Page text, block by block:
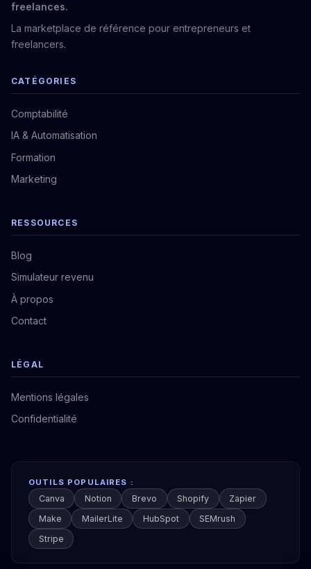
freelances.
La marketplace de référence pour entrepreneurs et
freelancers.
CATÉGORIES
Comptabilité
IA & Automatisation
Formation
Marketing
RESSOURCES
Blog
Simulateur revenu
À propos
Contact
LÉGAL
Mentions légales
Confidentialité
OUTILS POPULAIRES :
Canva Notion Brevo Shopify
Zapier
Make
MailerLite HubSpot
SEMrush
Stripe